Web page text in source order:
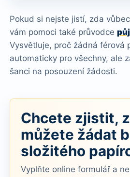
Pokud si nejste jistí, zda
vám pomoci také průvodce
Vysvětluje, proč žádná férová
automaticky pro všechny, ale
šanci na posouzení žádosti.
Chcete zjistit,
můžete žádat
složitého
Vyplňte online formulář a